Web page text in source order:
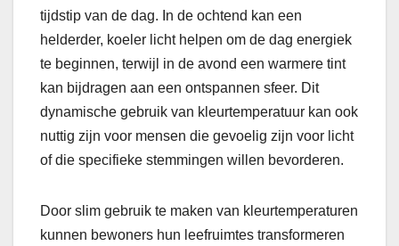
tijdstip van de dag. In de ochtend kan een
helderder, koeler licht helpen om de dag energiek
te beginnen, terwijl in de avond een warmere tint
kan bijdragen aan een ontspannen sfeer. Dit
dynamische gebruik van kleurtemperatuur kan ook
nuttig zijn voor mensen die gevoelig zijn voor licht
of die specifieke stemmingen willen bevorderen.
Door slim gebruik te maken van kleurtemperaturen
kunnen bewoners hun leefruimtes transformeren